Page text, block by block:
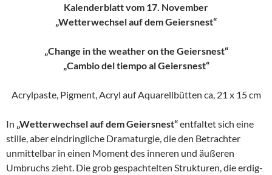
Kalenderblatt vom 17. November
„Wetterwechsel auf dem Geiersnest“
„Change in the weather on the Geiersnest“
„Cambio del tiempo al Geiersnest“
Acrylpaste, Pigment, Acryl auf Aquarellbütten ca, 21 x 15 cm
In „Wetterwechsel auf dem Geiersnest“entfaltet sich eine
stille, aber eindringliche Dramaturgie, die den Betrachter
unmittelbar in einen Moment des inneren und äußeren
Umbruchs zieht. Die grob gespachtelten Strukturen, die erdig-